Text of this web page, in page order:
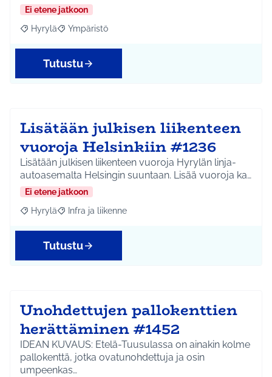
Ei etene jatkoon
Rajaa tulokset aihepiirin mukaan: Hyrylä
Hyrylä Rajaa tulokset teeman mukaan: Ympäristö
Ympäristö
Tutustu
Lisätään julkisen liikenteen
vuoroja Helsinkiin #1236
Lisätään julkisen liikenteen vuoroja Hyrylän linja-
autoasemalta Helsingin suuntaan. Lisää vuoroja ka…
Ei etene jatkoon
Rajaa tulokset aihepiirin mukaan: Hyrylä
Hyrylä Rajaa tulokset teeman mukaan: Infra ja liikenne
Infra ja liikenne
Tutustu
Unohdettujen pallokenttien
herättäminen #1452
IDEAN KUVAUS: Etelä-Tuusulassa on ainakin kolme
pallokenttä, jotka ovatunohdettuja ja osin
umpeenkas…